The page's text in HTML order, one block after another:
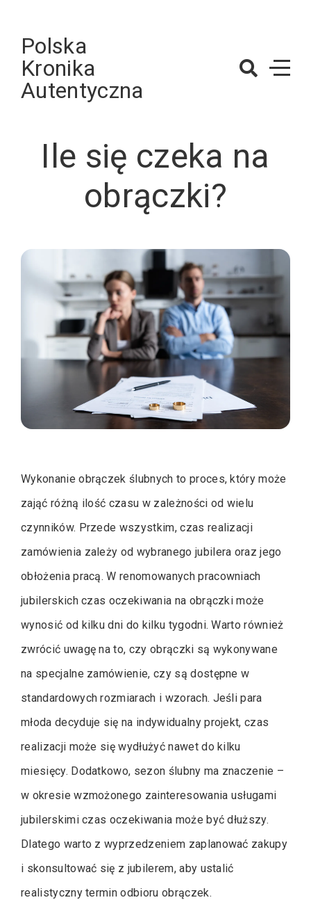
contentPolska
Kronika
Autentyczna
Ile się czeka na
obrączki?
Wykonanie obrączek ślubnych to proces, który może
zająć różną ilość czasu w zależności od wielu
czynników. Przede wszystkim, czas realizacji
zamówienia zależy od wybranego jubilera oraz jego
obłożenia pracą. W renomowanych pracowniach
jubilerskich czas oczekiwania na obrączki może
wynosić od kilku dni do kilku tygodni. Warto również
zwrócić uwagę na to, czy obrączki są wykonywane
na specjalne zamówienie, czy są dostępne w
standardowych rozmiarach i wzorach. Jeśli para
młoda decyduje się na indywidualny projekt, czas
realizacji może się wydłużyć nawet do kilku
miesięcy. Dodatkowo, sezon ślubny ma znaczenie –
w okresie wzmożonego zainteresowania usługami
jubilerskimi czas oczekiwania może być dłuższy.
Dlatego warto z wyprzedzeniem zaplanować zakupy
i skonsultować się z jubilerem, aby ustalić
realistyczny termin odbioru obrączek.